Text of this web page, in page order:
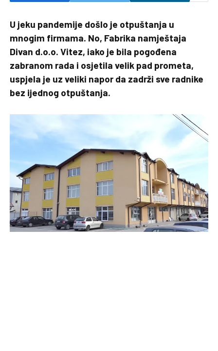
U jeku pandemije došlo je otpuštanja u
mnogim firmama. No, Fabrika namještaja
Divan d.o.o. Vitez, iako je bila pogođena
zabranom rada i osjetila velik pad prometa,
uspjela je uz veliki napor da zadrži sve radnike
bez ijednog otpuštanja.